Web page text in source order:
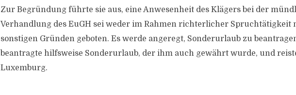
Zur Begründung führte sie aus, eine Anwesenheit des Klägers bei der
Verhandlung des EuGH sei weder im Rahmen richterlicher Spruchtätigkeit
sonstigen Gründen geboten. Es werde angeregt, Sonderurlaub zu
beantragte hilfsweise Sonderurlaub, der ihm auch gewährt wurde, und
Luxemburg.